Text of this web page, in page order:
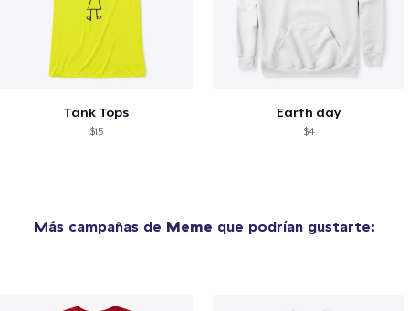
Tank Tops
$15
Earth day
$4
Más campañas de Meme que podrían gustarte: